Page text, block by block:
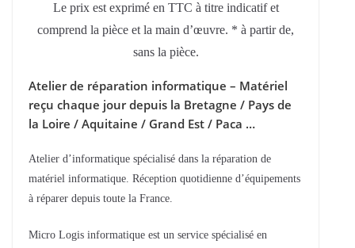
Le prix est exprimé en TTC à titre indicatif et
comprend la pièce et la main d’œuvre. * à partir de,
sans la pièce.
Atelier de réparation informatique – Matériel
reçu chaque jour depuis la Bretagne / Pays de
la Loire / Aquitaine / Grand Est / Paca …
Atelier d’informatique spécialisé dans la réparation de
matériel informatique. Réception quotidienne d’équipements
à réparer depuis toute la France.
Micro Logis informatique est un service spécialisé en